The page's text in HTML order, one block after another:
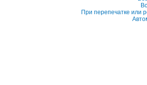
При перепечатке или